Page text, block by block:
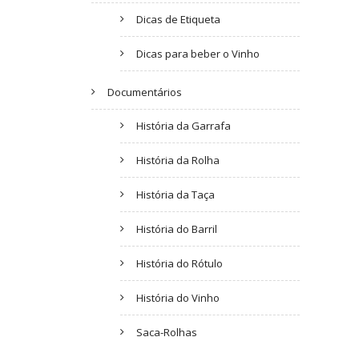
Dicas de Etiqueta
Dicas para beber o Vinho
Documentários
História da Garrafa
História da Rolha
História da Taça
História do Barril
História do Rótulo
História do Vinho
Saca-Rolhas